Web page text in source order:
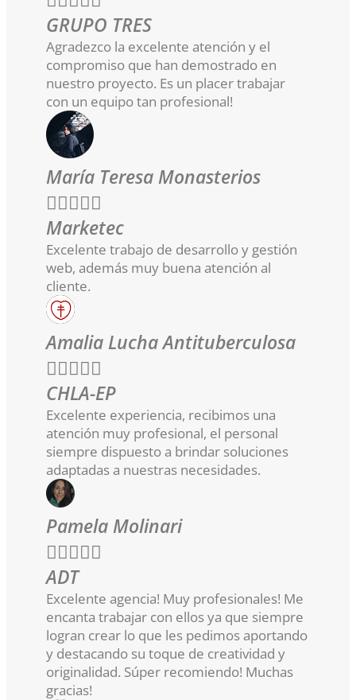
GRUPO TRES
Agradezco la excelente atención y el
compromiso que han demostrado en
nuestro proyecto. Es un placer trabajar
con un equipo tan profesional!
María Teresa Monasterios

Marketec
Excelente trabajo de desarrollo y gestión
web, además muy buena atención al
cliente.
Amalia Lucha Antituberculosa

CHLA-EP
Excelente experiencia, recibimos una
atención muy profesional, el personal
siempre dispuesto a brindar soluciones
adaptadas a nuestras necesidades.
Pamela Molinari

ADT
Excelente agencia! Muy profesionales! Me
encanta trabajar con ellos ya que siempre
logran crear lo que les pedimos aportando
y destacando su toque de creatividad y
originalidad. Súper recomiendo! Muchas
gracias!